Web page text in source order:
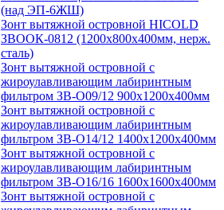
(над ЭП-6ЖШ)
Зонт вытяжной островной HICOLD
ЗВООК-0812 (1200х800x400мм, нерж.
сталь)
Зонт вытяжной островной с
жироулавливающим лабиринтным
фильтром ЗВ-О09/12 900х1200х400мм
Зонт вытяжной островной с
жироулавливающим лабиринтным
фильтром ЗВ-О14/12 1400х1200х400мм
Зонт вытяжной островной с
жироулавливающим лабиринтным
фильтром ЗВ-О16/16 1600х1600х400мм
Зонт вытяжной островной с